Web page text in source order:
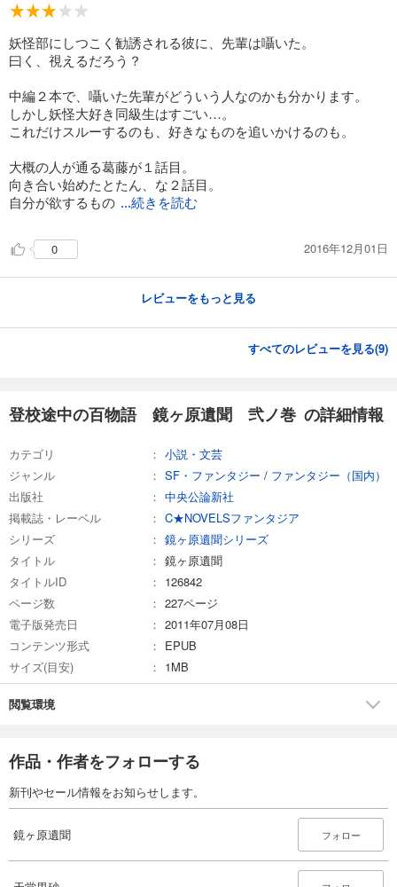
妖怪部にしつこく勧誘される彼に、先輩は囁いた。
曰く、視えるだろう？
中編２本で、囁いた先輩がどういう人なのかも分かります。
しかし妖怪大好き同級生はすごい…。
これだけスルーするのも、好きなものを追いかけるのも。
大概の人が通る葛藤が１話目。
向き合い始めたとたん、な２話目。
自分が欲するもの ...続きを読む
0 2016年12月01日
レビューをもっと見る
すべてのレビューを見る(9)
登校途中の百物語 鏡ヶ原遺聞 弐ノ巻 の詳細情報
カテゴリ
小説・文芸
ジャンル
SF・ファンタジー / ファンタジー（国内）
出版社
中央公論新社
掲載誌・レーベル
C★NOVELSファンタジア
シリーズ
鏡ヶ原遺聞シリーズ
タイトル
鏡ヶ原遺聞
タイトルID
126842
ページ数
227ページ
電子版発売日
2011年07月08日
コンテンツ形式
EPUB
サイズ(目安)
1MB
閲覧環境
作品・作者をフォローする
新刊やセール情報をお知らせします。
鏡ヶ原遺聞 フォロー